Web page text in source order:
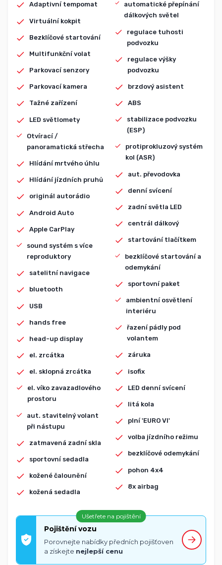
Adaptivní tempomat
Virtuální kokpit
Bezklíčové startování
Multifunkční volat
Parkovací senzory
Parkovací kamera
Tažné zařízení
LED světlomety
Otvírací /
panoramatická střecha
Hlídání mrtvého úhlu
Hlídání jízdních pruhů
originál autorádio
Android Auto
Apple CarPlay
sound systém s více
reproduktory
satelitní navigace
bluetooth
USB
hands free
head-up display
el. zrcátka
el. sklopná zrcátka
el. víko zavazadlového
prostoru
aut. stavitelný volant
při nástupu
zatmavená zadní skla
sportovní sedadla
kožené čalounění
kožená sedadla
automatické přepínání
dálkových světel
regulace tuhosti
podvozku
regulace výšky
podvozku
brzdový asistent
ABS
stabilizace podvozku
(ESP)
protiprokluzový systém
kol (ASR)
aut. převodovka
denní svícení
zadní světla LED
centrál dálkový
startování tlačítkem
bezklíčové startování a
odemykání
sportovní paket
ambientní osvětlení
interiéru
řazení pádly pod
volantem
záruka
isofix
LED denní svícení
litá kola
plní 'EURO VI'
volba jízdního režimu
bezklíčové odemykání
pohon 4x4
8x airbag
Ušetřete na pojištění
Pojištění vozu
Porovnejte nabídky předních pojišťoven
a získejte nejlepší cenu